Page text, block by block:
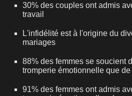
30% des couples ont admis
travail
L'infidélité est à l'origine du
mariages
88% des femmes se soucient
tromperie émotionnelle que
91% des femmes ont admis